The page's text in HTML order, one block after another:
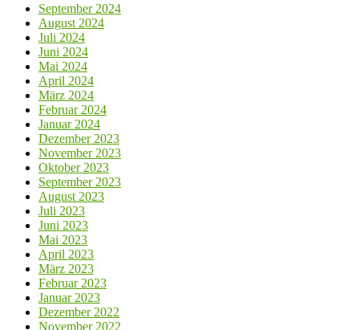
September 2024
August 2024
Juli 2024
Juni 2024
Mai 2024
April 2024
März 2024
Februar 2024
Januar 2024
Dezember 2023
November 2023
Oktober 2023
September 2023
August 2023
Juli 2023
Juni 2023
Mai 2023
April 2023
März 2023
Februar 2023
Januar 2023
Dezember 2022
November 2022